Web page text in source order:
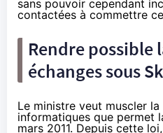
sans pouvoir cependant
contactées à commettre
Rendre possible
échanges sous
Le ministre veut muscler
informatiques que permet
mars 2011. Depuis cette